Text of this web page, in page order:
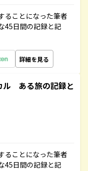
ることになった筆者
45日間の記録と記
詳細を見る
ル ある旅の記録と
ることになった筆者
45日間の記録と記